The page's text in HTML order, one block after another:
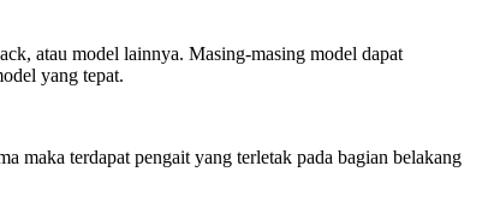
atau model lainnya. Masing-masing model dapat
yang tepat.
maka terdapat pengait yang terletak pada bagian belakang